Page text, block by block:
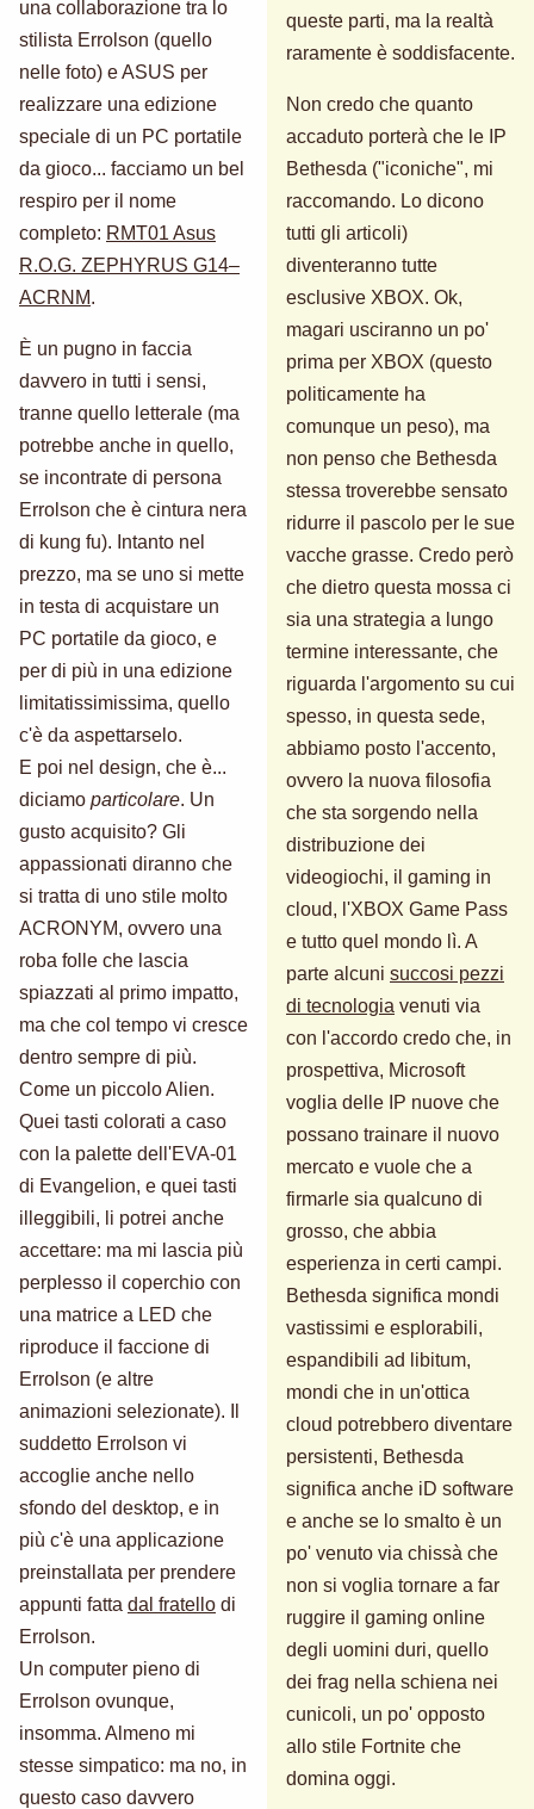
una collaborazione tra lo
stilista Errolson (quello
nelle foto) e ASUS per
realizzare una edizione
speciale di un PC portatile
da gioco... facciamo un bel
respiro per il nome
completo: RMT01 Asus
R.O.G. ZEPHYRUS G14–
ACRNM.
È un pugno in faccia
davvero in tutti i sensi,
tranne quello letterale (ma
potrebbe anche in quello,
se incontrate di persona
Errolson che è cintura nera
di kung fu). Intanto nel
prezzo, ma se uno si mette
in testa di acquistare un
PC portatile da gioco, e
per di più in una edizione
limitatissimissima, quello
c'è da aspettarselo.
E poi nel design, che è...
diciamo particolare. Un
gusto acquisito? Gli
appassionati diranno che
si tratta di uno stile molto
ACRONYM, ovvero una
roba folle che lascia
spiazzati al primo impatto,
ma che col tempo vi cresce
dentro sempre di più.
Come un piccolo Alien.
Quei tasti colorati a caso
con la palette dell'EVA-01
di Evangelion, e quei tasti
illeggibili, li potrei anche
accettare: ma mi lascia più
perplesso il coperchio con
una matrice a LED che
riproduce il faccione di
Errolson (e altre
animazioni selezionate). Il
suddetto Errolson vi
accoglie anche nello
sfondo del desktop, e in
più c'è una applicazione
preinstallata per prendere
appunti fatta dal fratello di
Errolson.
Un computer pieno di
Errolson ovunque,
insomma. Almeno mi
stesse simpatico: ma no, in
questo caso davvero
queste parti, ma la realtà
raramente è soddisfacente.
Non credo che quanto
accaduto porterà che le IP
Bethesda ("iconiche", mi
raccomando. Lo dicono
tutti gli articoli)
diventeranno tutte
esclusive XBOX. Ok,
magari usciranno un po'
prima per XBOX (questo
politicamente ha
comunque un peso), ma
non penso che Bethesda
stessa troverebbe sensato
ridurre il pascolo per le sue
vacche grasse. Credo però
che dietro questa mossa ci
sia una strategia a lungo
termine interessante, che
riguarda l'argomento su cui
spesso, in questa sede,
abbiamo posto l'accento,
ovvero la nuova filosofia
che sta sorgendo nella
distribuzione dei
videogiochi, il gaming in
cloud, l'XBOX Game Pass
e tutto quel mondo lì. A
parte alcuni succosi pezzi
di tecnologia venuti via
con l'accordo credo che, in
prospettiva, Microsoft
voglia delle IP nuove che
possano trainare il nuovo
mercato e vuole che a
firmarle sia qualcuno di
grosso, che abbia
esperienza in certi campi.
Bethesda significa mondi
vastissimi e esplorabili,
espandibili ad libitum,
mondi che in un'ottica
cloud potrebbero diventare
persistenti, Bethesda
significa anche iD software
e anche se lo smalto è un
po' venuto via chissà che
non si voglia tornare a far
ruggire il gaming online
degli uomini duri, quello
dei frag nella schiena nei
cunicoli, un po' opposto
allo stile Fortnite che
domina oggi.